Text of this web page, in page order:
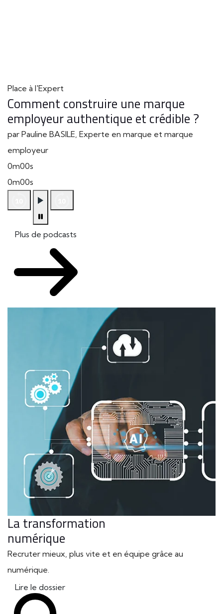
Place à l'Expert
Comment construire une marque
employeur authentique et crédible ?
par Pauline BASILE, Experte en marque et marque
employeur
0m00s
0m00s
Plus de podcasts
La transformation
numérique
Recruter mieux, plus vite et en équipe grâce au
numérique.
Lire le dossier